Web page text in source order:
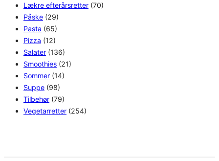
Lækre efterårsretter (70)
Påske (29)
Pasta (65)
Pizza (12)
Salater (136)
Smoothies (21)
Sommer (14)
Suppe (98)
Tilbehør (79)
Vegetarretter (254)